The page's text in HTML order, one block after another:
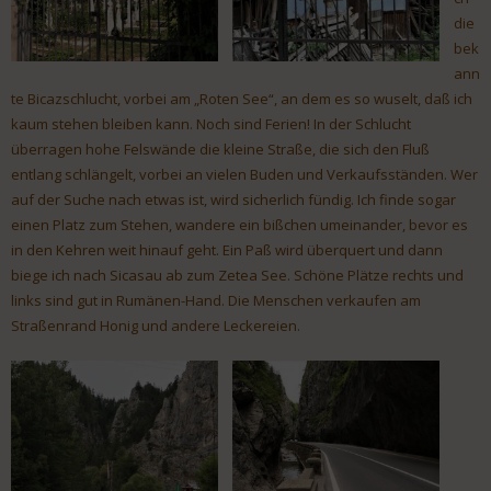
die
bek
ann
te Bicazschlucht, vorbei am „Roten See“, an dem es so wuselt, daß ich
kaum stehen bleiben kann. Noch sind Ferien! In der Schlucht
überragen hohe Felswände die kleine Straße, die sich den Fluß
entlang schlängelt, vorbei an vielen Buden und Verkaufsständen. Wer
auf der Suche nach etwas ist, wird sicherlich fündig. Ich finde sogar
einen Platz zum Stehen, wandere ein bißchen umeinander, bevor es
in den Kehren weit hinauf geht. Ein Paß wird überquert und dann
biege ich nach Sicasau ab zum Zetea See. Schöne Plätze rechts und
links sind gut in Rumänen-Hand. Die Menschen verkaufen am
Straßenrand Honig und andere Leckereien.